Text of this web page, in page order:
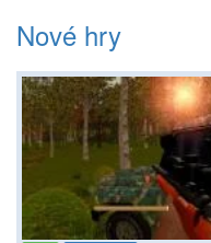
Nové hry